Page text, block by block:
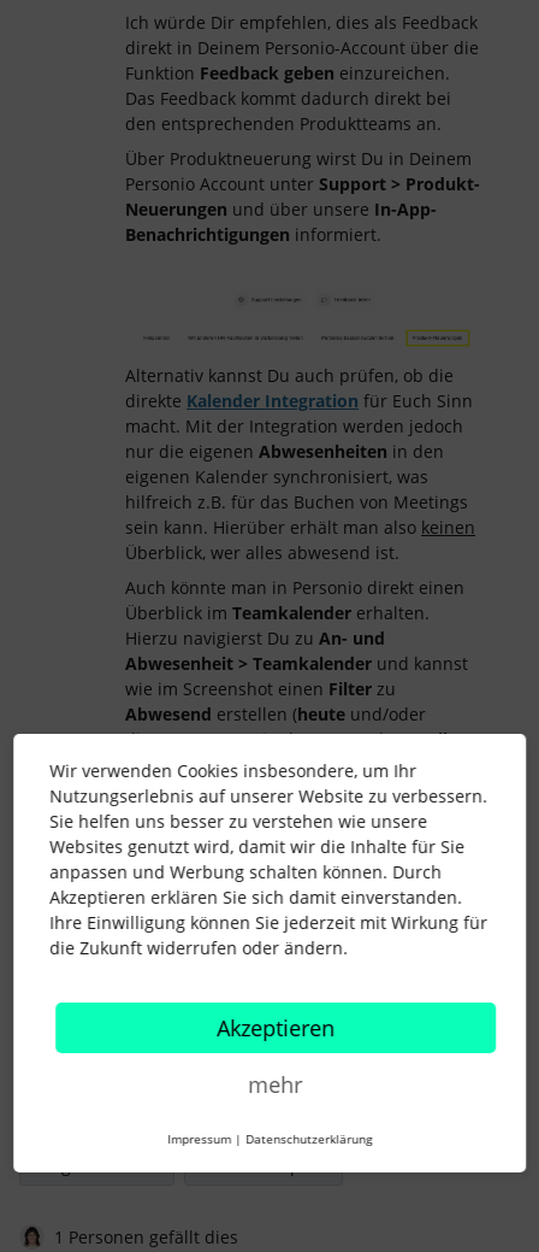
Ich würde Dir empfehlen, dies als Feedback
direkt in Deinem Personio-Account über die
Funktion Feedback geben einzureichen.
Das Feedback kommt dadurch direkt bei
den entsprechenden Produktteams an.
Über Produktneuerung wirst Du in Deinem
Personio Account unter Support > Produkt-
Neuerungen und über unsere In-App-
Benachrichtigungen informiert.
Alternativ kannst Du auch prüfen, ob die
direkte Kalender Integration für Euch Sinn
macht. Mit der Integration werden jedoch
nur die eigenen Abwesenheiten in den
eigenen Kalender synchronisiert, was
hilfreich z.B. für das Buchen von Meetings
sein kann. Hierüber erhält man also keinen
Überblick, wer alles abwesend ist.
Auch könnte man in Personio direkt einen
Überblick im Teamkalender erhalten.
Hierzu navigierst Du zu An- und
Abwesenheit > Teamkalender und kannst
wie im Screenshot einen Filter zu
Abwesend erstellen (heute und/oder
diesen Monat). Hier können mehrereFilter
wieAbteilung undGesellschaft
hinzugefügt werden und die Ansicht kann
gespeichert werden. Mehr dazu findest Du
hier:Teamkalender einrichten
Katharina
1 Personen gefällt dies
Wir verwenden Cookies insbesondere, um Ihr
Nutzungserlebnis auf unserer Website zu verbessern.
Sie helfen uns besser zu verstehen wie unsere
Websites genutzt wird, damit wir die Inhalte für Sie
anpassen und Werbung schalten können. Durch
Akzeptieren erklären Sie sich damit einverstanden.
Ihre Einwilligung können Sie jederzeit mit Wirkung für
die Zukunft widerrufen oder ändern.
Akzeptieren
mehr
Impressum | Datenschutzerklärung